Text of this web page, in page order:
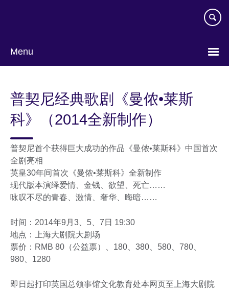
Menu
language
普契尼经典歌剧《曼侬•莱斯
科》（2014全新制作）
普契尼首个获得巨大成功的作品《曼侬•莱斯科》中国首次
全剧亮相
英皇30年间首次《曼侬•莱斯科》全新制作
现代版本演绎爱情、金钱、欲望、死亡……
咏叹不尽的青春、激情、奢华、晦暗……
时间：2014年9月3、5、7日 19:30
地点：上海大剧院大剧场
票价：RMB 80（公益票）、180、380、580、780、
980、1280
即日起打印英国总领事馆文化教育处本网页至上海大剧院